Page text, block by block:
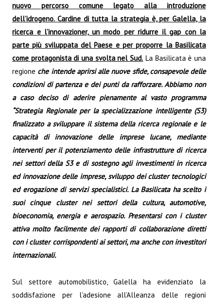
nuovo percorso comune legato alla introduzione
dell’idrogeno. Cardine di tutta la strategia è, per Galella, la
ricerca e l’innovazioner, un modo per ridurre il gap con la
parte più sviluppata del Paese e per proporre la Basilicata
come protagonista di una svolta nel Sud. La Basilicata è una
regione che intende aprirsi alle nuove sfide, consapevole delle
condizioni di partenza e dei punti da rafforzare. Abbiamo non
a caso deciso di aderire pienamente al vasto programma
“Strategia Regionale per la specializzazione intelligente (S3)
finalizzato a sviluppare il sistema della ricerca regionale e le
capacità di innovazione delle imprese lucane, mediante
interventi per il potenziamento delle infrastrutture di ricerca
nei settori della S3 e di sostegno agli investimenti in ricerca
ed innovazione delle imprese, sviluppo dei cluster tecnologici
ed erogazione di servizi specialistici. La Basilicata ha scelto i
suoi cinque cluster nei settori della cultura, automotive,
bioeconomia, energia e aerospazio. Presentarsi con i cluster
attiva molto facilmente dei rapporti di collaborazione diretti
con i cluster corrispondenti ai settori, ma anche con investitori
internazionali.
Sul settore automobilistico, Galella ha evidenziato la
soddisfazione per l’adesione all’Alleanza delle regioni